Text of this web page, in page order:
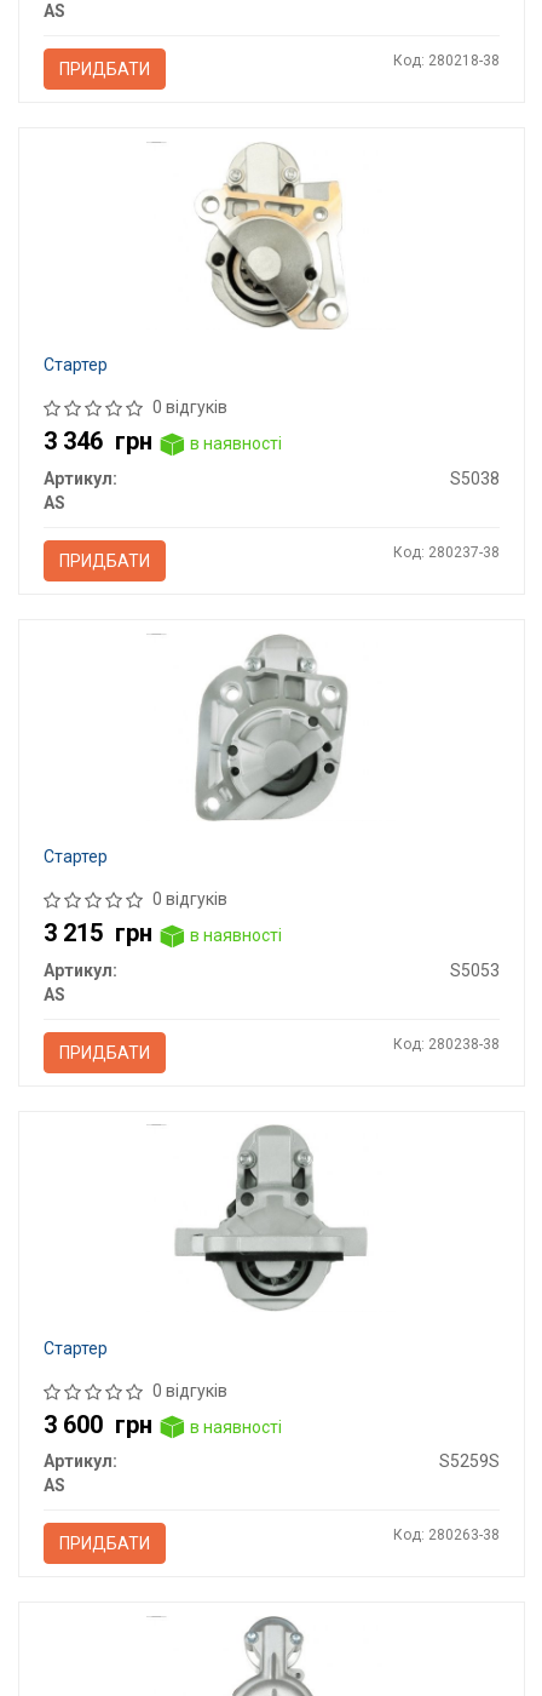
AS
ПРИДБАТИ Код: 280218-38
Стартер
0 відгуків
3 346 грн
в наявності
Артикул:
S5038
AS
ПРИДБАТИ Код: 280237-38
Стартер
0 відгуків
3 215 грн
в наявності
Артикул:
S5053
AS
ПРИДБАТИ Код: 280238-38
Стартер
0 відгуків
3 600 грн
в наявності
Артикул:
S5259S
AS
ПРИДБАТИ Код: 280263-38